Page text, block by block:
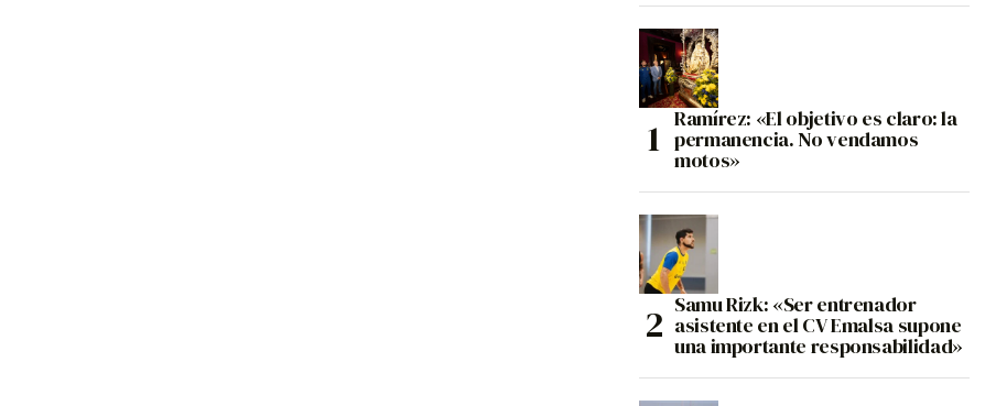
Ramírez: «El objetivo es claro: la
permanencia. No vendamos
motos»
Samu Rizk: «Ser entrenador
asistente en el CV Emalsa supone
una importante responsabilidad»